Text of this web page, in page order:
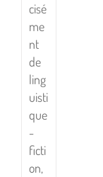
cisé
me
nt
de
ling
uisti
que
-
ficti
on,